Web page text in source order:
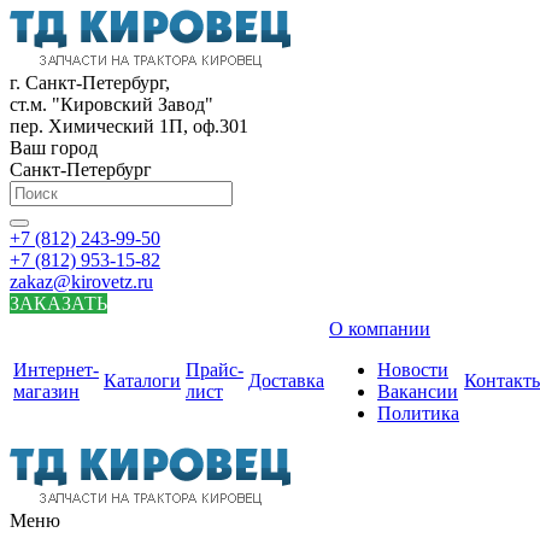
г. Санкт-Петербург,
ст.м. "Кировский Завод"
пер. Химический 1П, оф.301
Ваш город
Санкт-Петербург
+7 (812) 243-99-50
+7 (812) 953-15-82
zakaz@kirovetz.ru
ЗАКАЗАТЬ
Интернет-
магазин
Каталоги
Прайс-
лист
Доставка
О компании
Новости
Вакансии
Политика
Меню